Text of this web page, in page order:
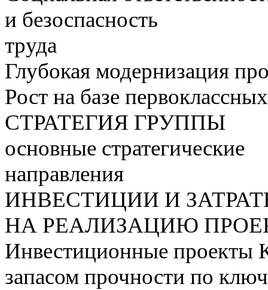
и безоспасность
труда
Глубокая модернизация
Рост на базе
СТРАТЕГИЯ ГРУППЫ
основные стратегические
направления
ИНВЕСТИЦИИ И
НА РЕАЛИЗАЦИЮ
Инвестиционные проекты
запасом прочности по